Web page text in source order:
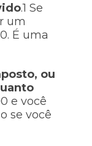
.1 Se
um
É uma
ou
e você
se você